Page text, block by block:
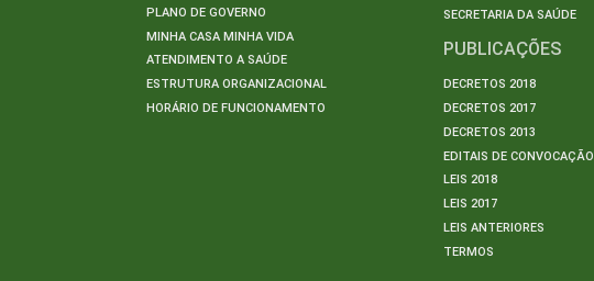
PLANO DE GOVERNO
MINHA CASA MINHA VIDA
ATENDIMENTO A SAÚDE
ESTRUTURA ORGANIZACIONAL
HORÁRIO DE FUNCIONAMENTO
SECRETARIA DA SAÚDE
PUBLICAÇÕES
DECRETOS 2018
DECRETOS 2017
DECRETOS 2013
EDITAIS DE CONVOCAÇÃO
LEIS 2018
LEIS 2017
LEIS ANTERIORES
TERMOS